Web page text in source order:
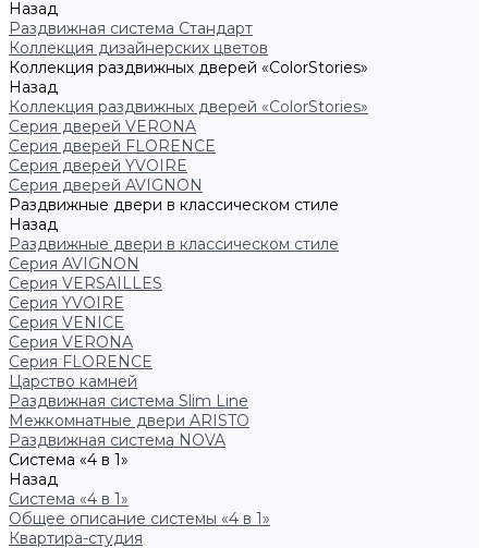
Назад
Раздвижная система Стандарт
Коллекция дизайнерских цветов
Коллекция раздвижных дверей «ColorStories»
Назад
Коллекция раздвижных дверей «ColorStories»
Серия дверей VERONA
Серия дверей FLORENCE
Серия дверей YVOIRE
Серия дверей AVIGNON
Раздвижные двери в классическом стиле
Назад
Раздвижные двери в классическом стиле
Серия AVIGNON
Серия VERSAILLES
Серия YVOIRE
Серия VENICE
Серия VERONA
Серия FLORENCE
Царство камней
Раздвижная система Slim Line
Межкомнатные двери ARISTO
Раздвижная система NOVA
Система «4 в 1»
Назад
Система «4 в 1»
Общее описание системы «4 в 1»
Квартира-студия